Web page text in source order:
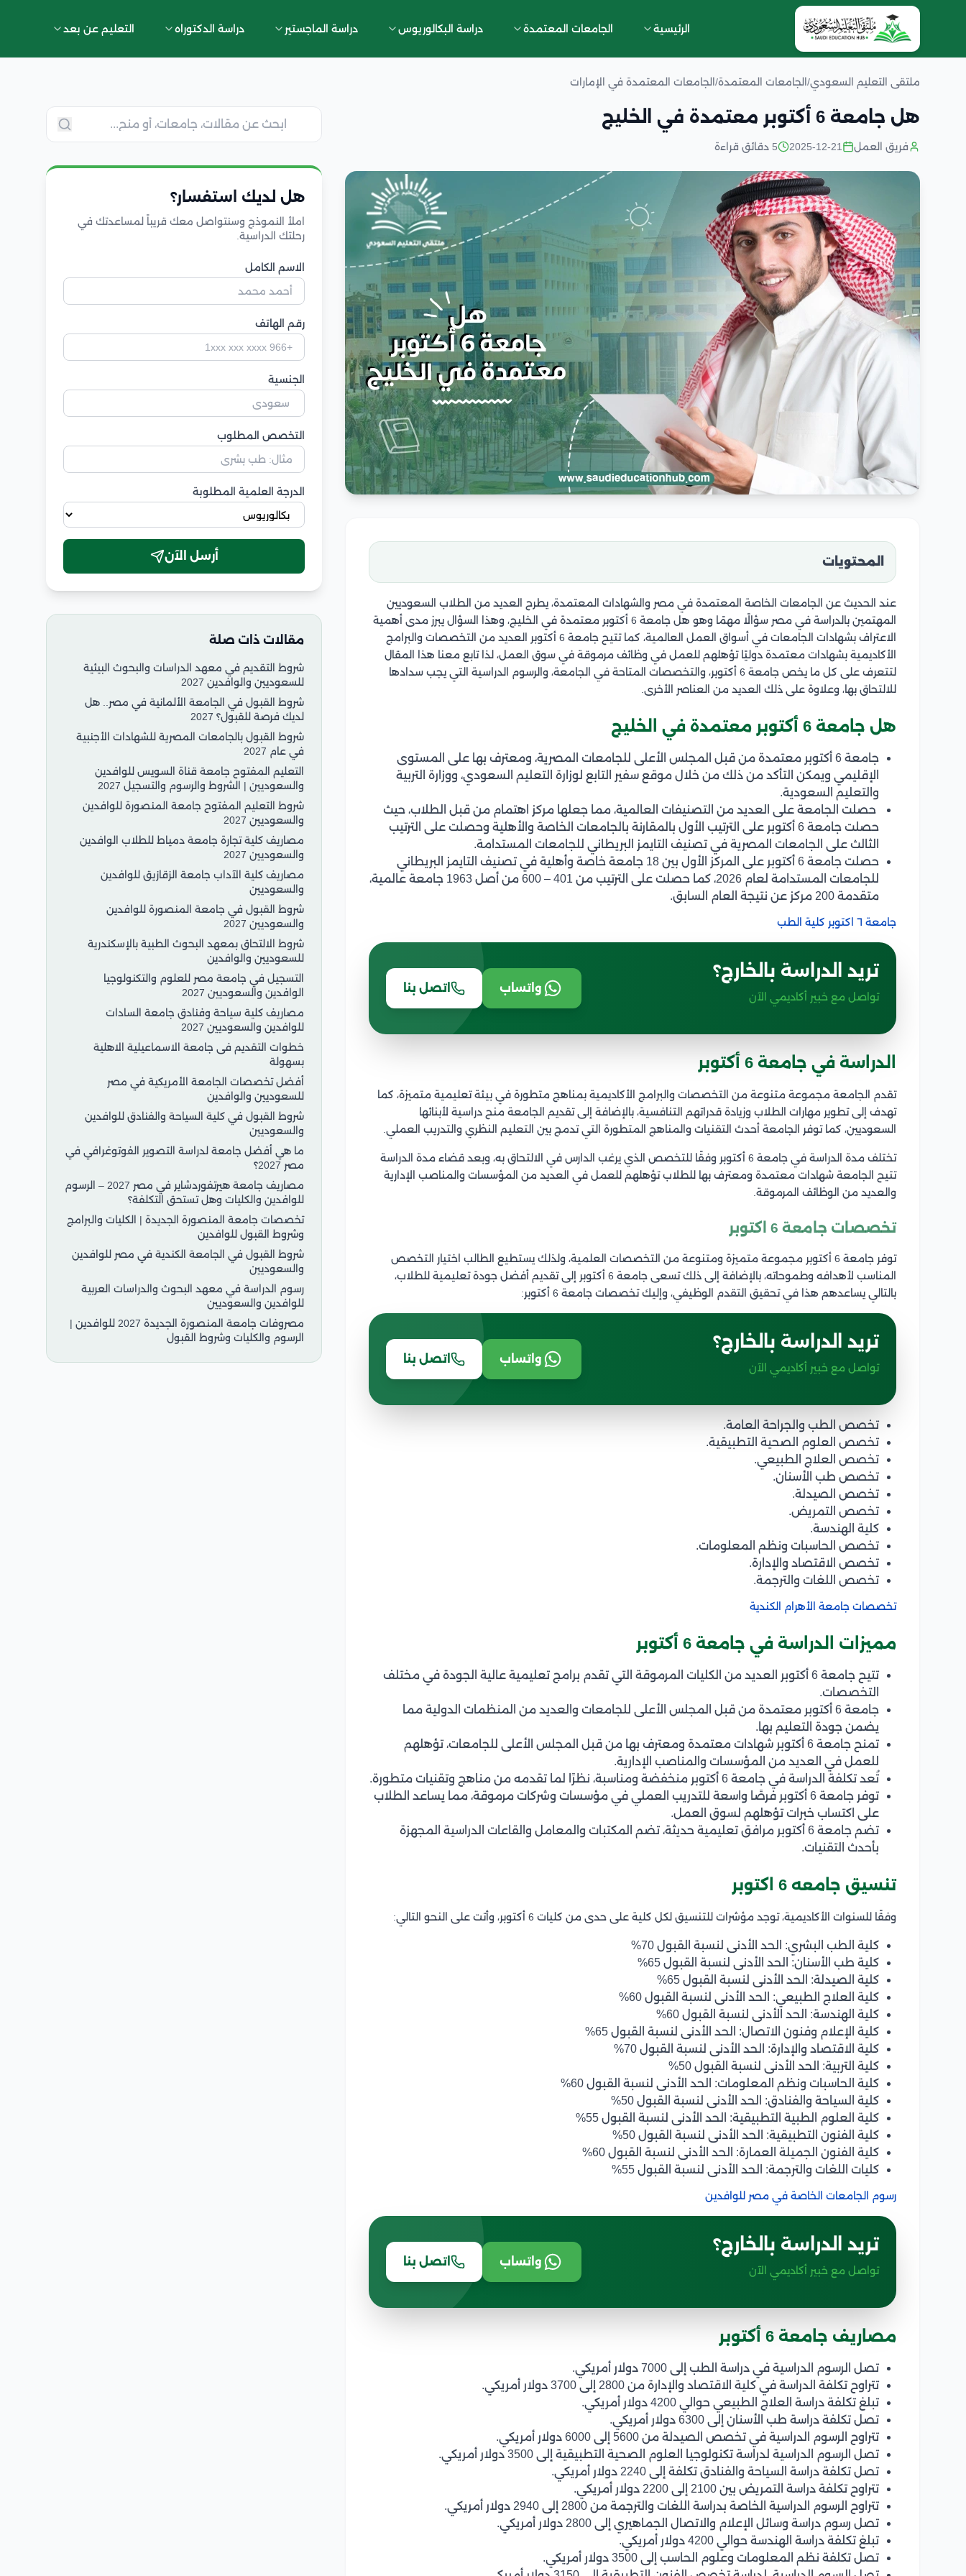
الرئيسية الجامعات المعتمدة دراسة البكالوريوس دراسة الماجستير دراسة الدكتوراه التعليم عن بعد
ملتقى التعليم السعودي/ الجامعات المعتمدة/ الجامعات المعتمدة في الإمارات
هل جامعة 6 أكتوبر معتمدة في الخليج
فريق العمل 2025-12-21 5 دقائق قراءة
المحتويات
عند الحديث عن الجامعات الخاصة المعتمدة في مصر والشهادات المعتمدة، يطرح العديد من الطلاب السعوديين
المهتمين بالدراسة في مصر سؤالًا مهمًا وهو هل جامعة 6 أكتوبر معتمدة في الخليج، وهذا السؤال يبرز مدى أهمية
الاعتراف بشهادات الجامعات في أسواق العمل العالمية، كما تتيح جامعة 6 أكتوبر العديد من التخصصات والبرامج
الأكاديمية بشهادات معتمدة دوليًا تؤهلهم للعمل في وظائف مرموقة في سوق العمل، لذا تابع معنا هذا المقال
لتتعرف على كل ما يخص جامعة 6 أكتوبر، والتخصصات المتاحة في الجامعة، والرسوم الدراسية التي يجب سدادها
للالتحاق بها، وعلاوة على ذلك العديد من العناصر الأخرى.
هل جامعة 6 أكتوبر معتمدة في الخليج
جامعة 6 أكتوبر معتمدة من قبل المجلس الأعلى للجامعات المصرية، ومعترف بها على المستوى
الإقليمي ويمكن التأكد من ذلك من خلال موقع سفير التابع لوزارة التعليم السعودي، ووزارة التربية
والتعليم السعودية.
حصلت الجامعة على العديد من التصنيفات العالمية، مما جعلها مركز اهتمام من قبل الطلاب، حيث
حصلت جامعة 6 أكتوبر على الترتيب الأول بالمقارنة بالجامعات الخاصة والأهلية وحصلت على الترتيب
الثالث على الجامعات المصرية في تصنيف التايمز البريطاني للجامعات المستدامة.
حصلت جامعة 6 أكتوبر على المركز الأول بين 18 جامعة خاصة وأهلية في تصنيف التايمز البريطاني
للجامعات المستدامة لعام 2026، كما حصلت على الترتيب من 401 – 600 من أصل 1963 جامعة عالمية،
متقدمة 200 مركز عن نتيجة العام السابق.
جامعة ٦ اكتوبر كلية الطب
تريد الدراسة بالخارج؟
تواصل مع خبير أكاديمي الآن
واتساب اتصل بنا
الدراسة في جامعة 6 أكتوبر
تقدم الجامعة مجموعة متنوعة من التخصصات والبرامج الأكاديمية بمناهج متطورة في بيئة تعليمية متميزة، كما
تهدف إلى تطوير مهارات الطلاب وزيادة قدراتهم التنافسية، بالإضافة إلى تقديم الجامعة منح دراسية لأبنائها
السعوديين، كما توفر الجامعة أحدث التقنيات والمناهج المتطورة التي تدمج بين التعليم النظري والتدريب العملي.
تختلف مدة الدراسة في جامعة 6 أكتوبر وفقًا للتخصص الذي يرغب الدارس في الالتحاق به، وبعد قضاء مدة الدراسة
تتيح الجامعة شهادات معتمدة ومعترف بها للطلاب تؤهلهم للعمل في العديد من المؤسسات والمناصب الإدارية
والعديد من الوظائف المرموقة.
تخصصات جامعة 6 اكتوبر
توفر جامعة 6 أكتوبر مجموعة متميزة ومتنوعة من التخصصات العلمية، ولذلك يستطيع الطالب اختيار التخصص
المناسب لأهدافه وطموحاته، بالإضافة إلى ذلك تسعى جامعة 6 أكتوبر إلى تقديم أفضل جودة تعليمية للطلاب،
بالتالي يساعدهم هذا في تحقيق التقدم الوظيفي، وإليك تخصصات جامعة 6 أكتوبر:
تريد الدراسة بالخارج؟
تواصل مع خبير أكاديمي الآن
واتساب اتصل بنا
تخصص الطب والجراحة العامة.
تخصص العلوم الصحية التطبيقية.
تخصص العلاج الطبيعي.
تخصص طب الأسنان.
تخصص الصيدلة.
تخصص التمريض.
كلية الهندسة.
تخصص الحاسبات ونظم المعلومات.
تخصص الاقتصاد والإدارة.
تخصص اللغات والترجمة.
تخصصات جامعة الأهرام الكندية
مميزات الدراسة في جامعة 6 أكتوبر
تتيح جامعة 6 أكتوبر العديد من الكليات المرموقة التي تقدم برامج تعليمية عالية الجودة في مختلف
التخصصات.
جامعة 6 أكتوبر معتمدة من قبل المجلس الأعلى للجامعات والعديد من المنظمات الدولية مما
يضمن جودة التعليم بها.
تمنح جامعة 6 أكتوبر شهادات معتمدة ومعترف بها من قبل المجلس الأعلى للجامعات، تؤهلهم
للعمل في العديد من المؤسسات والمناصب الإدارية.
تُعد تكلفة الدراسة في جامعة 6 أكتوبر منخفضة ومناسبة، نظرًا لما تقدمه من مناهج وتقنيات متطورة.
توفر جامعة 6 أكتوبر فرصًا واسعة للتدريب العملي في مؤسسات وشركات مرموقة، مما يساعد الطلاب
على اكتساب خبرات تؤهلهم لسوق العمل.
تضم جامعة 6 أكتوبر مرافق تعليمية حديثة، تضم المكتبات والمعامل والقاعات الدراسية المجهزة
بأحدث التقنيات.
تنسيق جامعه 6 اكتوبر
وفقًا للسنوات الأكاديمية، توجد مؤشرات للتنسيق لكل كلية على حدى من كليات 6 أكتوبر، وأتت على النحو التالي:
كلية الطب البشري: الحد الأدنى لنسبة القبول 70%
كلية طب الأسنان: الحد الأدنى لنسبة القبول 65%
كلية الصيدلة: الحد الأدنى لنسبة القبول 65%
كلية العلاج الطبيعي: الحد الأدنى لنسبة القبول 60%
كلية الهندسة: الحد الأدنى لنسبة القبول 60%
كلية الإعلام وفنون الاتصال: الحد الأدنى لنسبة القبول 65%
كلية الاقتصاد والإدارة: الحد الأدنى لنسبة القبول 70%
كلية التربية: الحد الأدنى لنسبة القبول 50%
كلية الحاسبات ونظم المعلومات: الحد الأدنى لنسبة القبول 60%
كلية السياحة والفنادق: الحد الأدنى لنسبة القبول 50%
كلية العلوم الطبية التطبيقية: الحد الأدنى لنسبة القبول 55%
كلية الفنون التطبيقية: الحد الأدنى لنسبة القبول 50%
كلية الفنون الجميلة العمارة: الحد الأدنى لنسبة القبول 60%
كليات اللغات والترجمة: الحد الأدنى لنسبة القبول 55%
رسوم الجامعات الخاصة في مصر للوافدين
تريد الدراسة بالخارج؟
تواصل مع خبير أكاديمي الآن
واتساب اتصل بنا
مصاريف جامعة 6 أكتوبر
تصل الرسوم الدراسية في دراسة الطب إلى 7000 دولار أمريكي.
تتراوح تكلفة الدراسة في كلية الاقتصاد والإدارة من 2800 إلى 3700 دولار أمريكي.
تبلغ تكلفة دراسة العلاج الطبيعي حوالي 4200 دولار أمريكي.
تصل تكلفة دراسة طب الأسنان إلى 6300 دولار أمريكي.
تتراوح الرسوم الدراسية في تخصص الصيدلة من 5600 إلى 6000 دولار أمريكي.
تصل الرسوم الدراسية لدراسة تكنولوجيا العلوم الصحية التطبيقية إلى 3500 دولار أمريكي.
تصل تكلفة دراسة السياحة والفنادق تكلفة إلى 2240 دولار أمريكي.
تتراوح تكلفة دراسة التمريض بين 2100 إلى 2200 دولار أمريكي.
تتراوح الرسوم الدراسية الخاصة بدراسة اللغات والترجمة من 2800 إلى 2940 دولار أمريكي.
تصل رسوم دراسة وسائل الإعلام والاتصال الجماهيري إلى 2800 دولار أمريكي.
تبلغ تكلفة دراسة الهندسة حوالي 4200 دولار أمريكي.
تصل تكلفة نظم المعلومات وعلوم الحاسب إلى 3500 دولار أمريكي.
هل لديك استفسار؟
املأ النموذج وسنتواصل معك قريباً لمساعدتك في
رحلتك الدراسية.
الاسم الكامل
رقم الهاتف
الجنسية
التخصص المطلوب
الدرجة العلمية المطلوبة
أرسل الآن
مقالات ذات صلة
شروط التقديم في معهد الدراسات والبحوث البيئية
للسعوديين والوافدين 2027
شروط القبول في الجامعة الألمانية في مصر.. هل
لديك فرصة للقبول؟ 2027
شروط القبول بالجامعات المصرية للشهادات الأجنبية
في عام 2027
التعليم المفتوح جامعة قناة السويس للوافدين
والسعوديين | الشروط والرسوم والتسجيل 2027
شروط التعليم المفتوح جامعة المنصورة للوافدين
والسعوديين 2027
مصاريف كلية تجارة جامعة دمياط للطلاب الوافدين
والسعوديين 2027
مصاريف كلية الآداب جامعة الزقازيق للوافدين
والسعوديين
شروط القبول في جامعة المنصورة للوافدين
والسعوديين 2027
شروط الالتحاق بمعهد البحوث الطبية بالإسكندرية
للسعوديين والوافدين
التسجيل في جامعة مصر للعلوم والتكنولوجيا
الوافدين والسعوديين 2027
مصاريف كلية سياحة وفنادق جامعة السادات
للوافدين والسعوديين 2027
خطوات التقديم فى جامعة الاسماعيلية الاهلية
بسهولة
أفضل تخصصات الجامعة الأمريكية في مصر
للسعوديين والوافدين
شروط القبول في كلية السياحة والفنادق للوافدين
والسعوديين
ما هي أفضل جامعة لدراسة التصوير الفوتوغرافي في
مصر 2027؟
مصاريف جامعة هيرتفوردشاير في مصر 2027 – الرسوم
للوافدين والكليات وهل تستحق التكلفة؟
تخصصات جامعة المنصورة الجديدة | الكليات والبرامج
وشروط القبول للوافدين
شروط القبول في الجامعة الكندية في مصر للوافدين
والسعوديين
رسوم الدراسة في معهد البحوث والدراسات العربية
للوافدين والسعوديين
مصروفات جامعة المنصورة الجديدة 2027 للوافدين |
الرسوم والكليات وشروط القبول